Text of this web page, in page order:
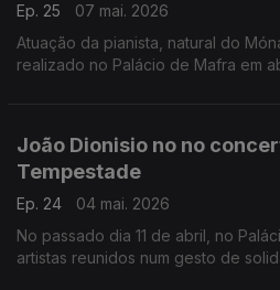
Ep. 25
07 mai. 2026
Atuação da pianista, natural do
realizado no Palácio de Mafra em
João Dionisio no no
Tempestade
Ep. 24
04 mai. 2026
No passado dia 11 de abril, no
artistas reunidos num gesto de